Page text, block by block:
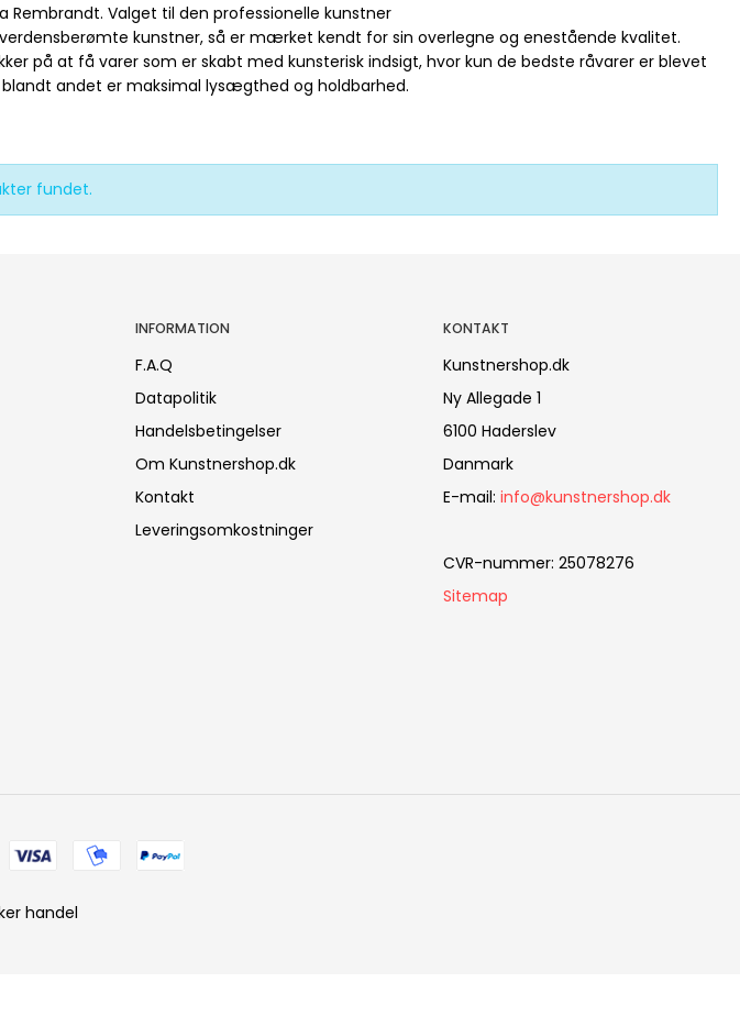
Valget til den professionelle kunstner
kunstner, så er mærket kendt for sin overlegne og enestående kvalitet.
på at få varer som er skabt med kunsterisk indsigt, hvor kun de bedste råvarer er blevet
andet er maksimal lysægthed og holdbarhed.
fundet.
INFORMATION
F.A.Q
Datapolitik
Handelsbetingelser
Om Kunstnershop.dk
Kontakt
Leveringsomkostninger
KONTAKT
Kunstnershop.dk
Ny Allegade 1
6100 Haderslev
Danmark
E-mail: info@kunstnershop.dk
CVR-nummer: 25078276
Sitemap
handel